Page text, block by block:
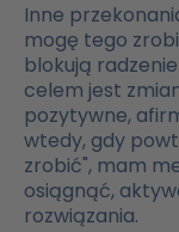
Inne
mogę tego
blokują
celem jest
pozytywne,
wtedy, gdy
zrobić", mam
osiągnąć,
rozwiązania.